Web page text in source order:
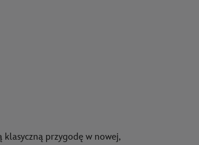
przygodę w nowej,